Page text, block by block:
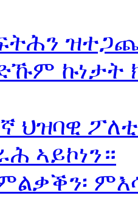
ኩነታት
ህዝባዊ
ኣይኮነን።